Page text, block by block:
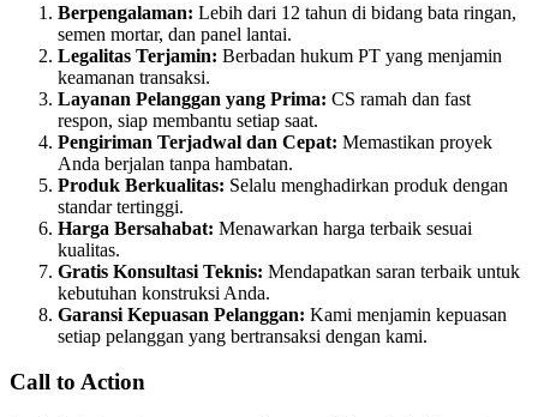
Berpengalaman: Lebih dari 12 tahun di bidang bata ringan,
semen mortar, dan panel lantai.
Legalitas Terjamin: Berbadan hukum PT yang menjamin
keamanan transaksi.
Layanan Pelanggan yang Prima: CS ramah dan fast
respon, siap membantu setiap saat.
Pengiriman Terjadwal dan Cepat: Memastikan proyek
Anda berjalan tanpa hambatan.
Produk Berkualitas: Selalu menghadirkan produk dengan
standar tertinggi.
Harga Bersahabat: Menawarkan harga terbaik sesuai
kualitas.
Gratis Konsultasi Teknis: Mendapatkan saran terbaik untuk
kebutuhan konstruksi Anda.
Garansi Kepuasan Pelanggan: Kami menjamin kepuasan
setiap pelanggan yang bertransaksi dengan kami.
Call to Action